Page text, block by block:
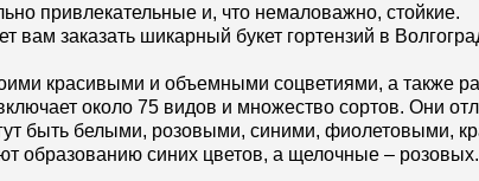
привлекательные и, что немаловажно, стойкие.
вам заказать шикарный букет гортензий в
красивыми и объемными соцветиями, а также
около 75 видов и множество сортов. Они
быть белыми, розовыми, синими, фиолетовыми,
образованию синих цветов, а щелочные – розовых.